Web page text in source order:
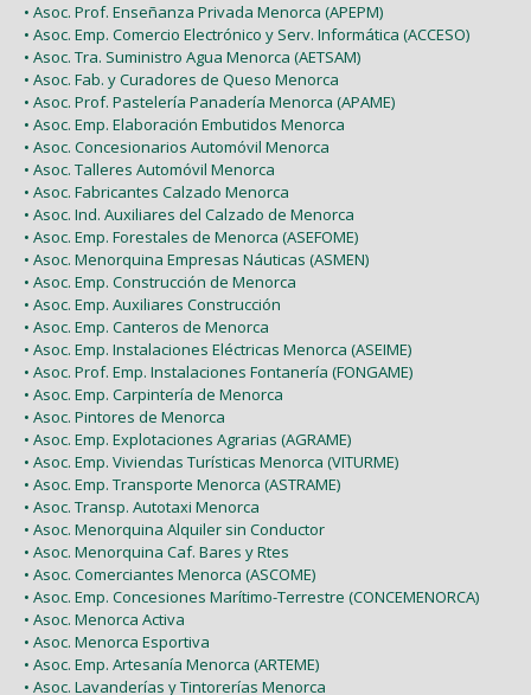
• Asoc. Prof. Enseñanza Privada Menorca (APEPM)
• Asoc. Emp. Comercio Electrónico y Serv. Informática (ACCESO)
• Asoc. Tra. Suministro Agua Menorca (AETSAM)
• Asoc. Fab. y Curadores de Queso Menorca
• Asoc. Prof. Pastelería Panadería Menorca (APAME)
• Asoc. Emp. Elaboración Embutidos Menorca
• Asoc. Concesionarios Automóvil Menorca
• Asoc. Talleres Automóvil Menorca
• Asoc. Fabricantes Calzado Menorca
• Asoc. Ind. Auxiliares del Calzado de Menorca
• Asoc. Emp. Forestales de Menorca (ASEFOME)
• Asoc. Menorquina Empresas Náuticas (ASMEN)
• Asoc. Emp. Construcción de Menorca
• Asoc. Emp. Auxiliares Construcción
• Asoc. Emp. Canteros de Menorca
• Asoc. Emp. Instalaciones Eléctricas Menorca (ASEIME)
• Asoc. Prof. Emp. Instalaciones Fontanería (FONGAME)
• Asoc. Emp. Carpintería de Menorca
• Asoc. Pintores de Menorca
• Asoc. Emp. Explotaciones Agrarias (AGRAME)
• Asoc. Emp. Viviendas Turísticas Menorca (VITURME)
• Asoc. Emp. Transporte Menorca (ASTRAME)
• Asoc. Transp. Autotaxi Menorca
• Asoc. Menorquina Alquiler sin Conductor
• Asoc. Menorquina Caf. Bares y Rtes
• Asoc. Comerciantes Menorca (ASCOME)
• Asoc. Emp. Concesiones Marítimo-Terrestre (CONCEMENORCA)
• Asoc. Menorca Activa
• Asoc. Menorca Esportiva
• Asoc. Emp. Artesanía Menorca (ARTEME)
• Asoc. Lavanderías y Tintorerías Menorca